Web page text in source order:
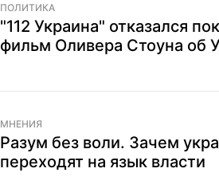
ПОЛИТИКА
"112 Украина" отказался
фильм Оливера Стоуна об
МНЕНИЯ
Разум без воли. Зачем
переходят на язык власти